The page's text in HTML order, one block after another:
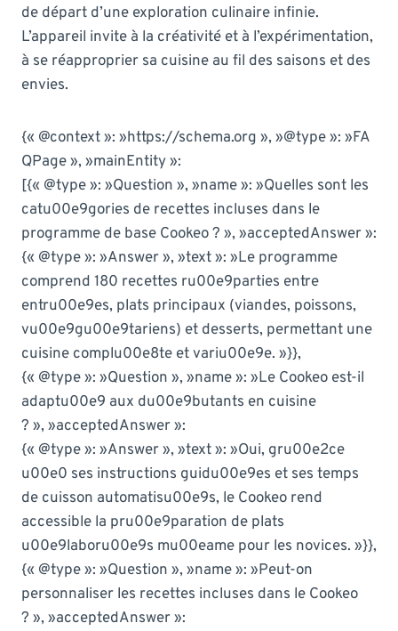
de départ d’une exploration culinaire infinie.
L’appareil invite à la créativité et à l’expérimentation,
à se réapproprier sa cuisine au fil des saisons et des
envies.
{« @context »: »https://schema.org », »@type »: »FA
QPage », »mainEntity »:
[{« @type »: »Question », »name »: »Quelles sont les
catu00e9gories de recettes incluses dans le
programme de base Cookeo ? », »acceptedAnswer »:
{« @type »: »Answer », »text »: »Le programme
comprend 180 recettes ru00e9parties entre
entru00e9es, plats principaux (viandes, poissons,
vu00e9gu00e9tariens) et desserts, permettant une
cuisine complu00e8te et variu00e9e. »}},
{« @type »: »Question », »name »: »Le Cookeo est-il
adaptu00e9 aux du00e9butants en cuisine
? », »acceptedAnswer »:
{« @type »: »Answer », »text »: »Oui, gru00e2ce
u00e0 ses instructions guidu00e9es et ses temps
de cuisson automatisu00e9s, le Cookeo rend
accessible la pru00e9paration de plats
u00e9laboru00e9s mu00eame pour les novices. »}},
{« @type »: »Question », »name »: »Peut-on
personnaliser les recettes incluses dans le Cookeo
? », »acceptedAnswer »: